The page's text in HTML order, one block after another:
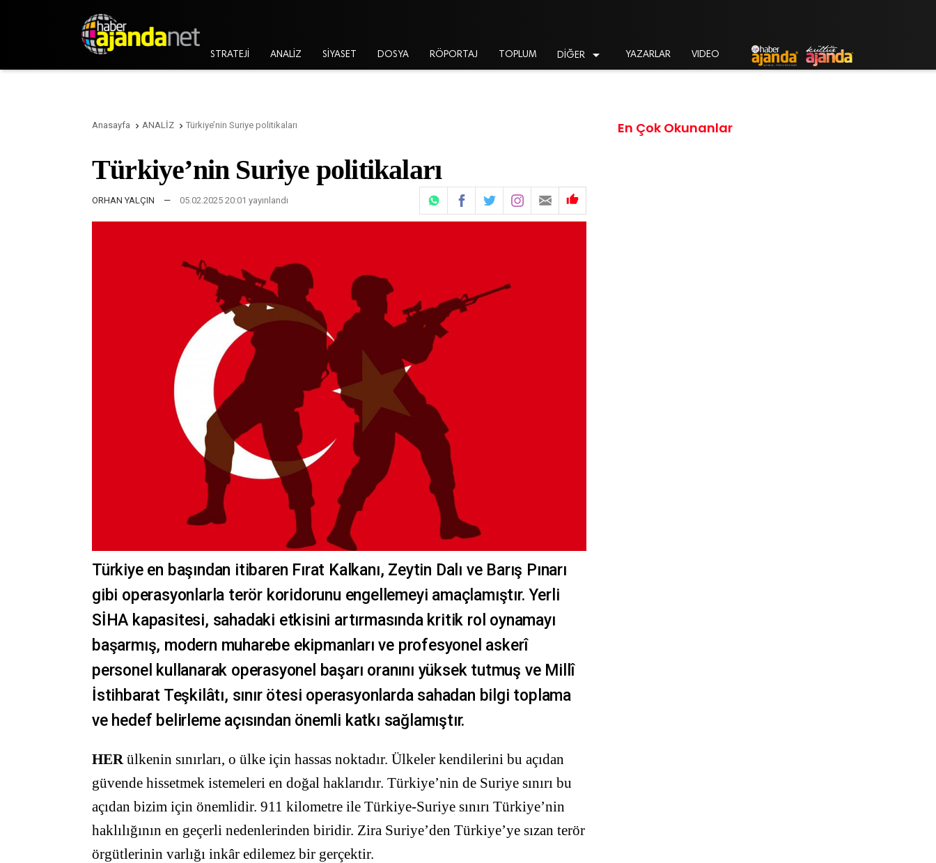
STRATEJİ ANALİZ SİYASET DOSYA RÖPORTAJ TOPLUM DİĞER  YAZARLAR VIDEO
Anasayfa  ANALİZ  Türkiye’nin Suriye politikaları
Türkiye’nin Suriye politikaları
ORHAN YALÇIN — 05.02.2025 20:01 yayınlandı 
Türkiye en başından itibaren Fırat Kalkanı, Zeytin Dalı ve Barış Pınarı
gibi operasyonlarla terör koridorunu engellemeyi amaçlamıştır. Yerli
SİHA kapasitesi, sahadaki etkisini artırmasında kritik rol oynamayı
başarmış, modern muharebe ekipmanları ve profesyonel askerî
personel kullanarak operasyonel başarı oranını yüksek tutmuş ve Millî
İstihbarat Teşkilâtı, sınır ötesi operasyonlarda sahadan bilgi toplama
ve hedef belirleme açısından önemli katkı sağlamıştır.
HERülkenin sınırları, o ülke için hassas noktadır. Ülkeler kendilerini bu açıdan
güvende hissetmek istemeleri en doğal haklarıdır. Türkiye’nin de Suriye sınırı bu
açıdan bizim için önemlidir. 911 kilometre ile Türkiye-Suriye sınırı Türkiye’nin
haklılığının en geçerli nedenlerinden biridir. Zira Suriye’den Türkiye’ye sızan terör
örgütlerinin varlığı inkâr edilemez bir gerçektir.
En Çok Okunanlar